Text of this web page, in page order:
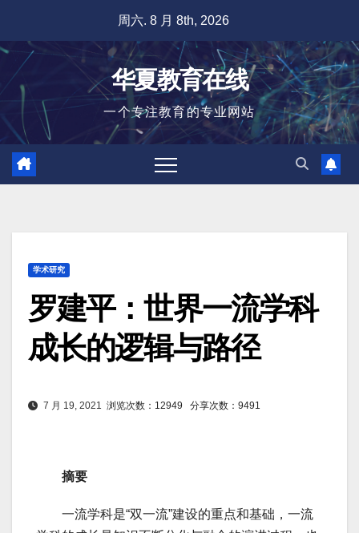
容
周六. 8 月 8th, 2026
华夏教育在线
一个专注教育的专业网站
学术研究
罗建平：世界一流学科
成长的逻辑与路径
7 月 19, 2021 浏览次数：12949 分享次数：9491
摘要
一流学科是“双一流”建设的重点和基础，一流